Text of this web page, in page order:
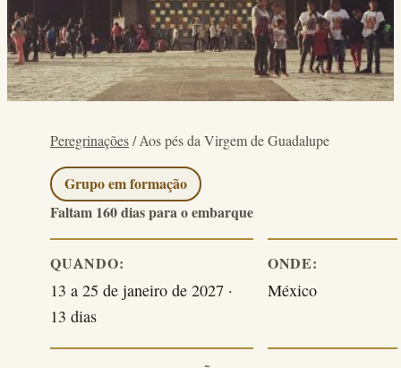
Peregrinações /Aos pés da Virgem de Guadalupe
Grupo em formação
Faltam 160 dias para o embarque
QUANDO:
13 a 25 de janeiro de 2027 ·
13 dias
ONDE:
México